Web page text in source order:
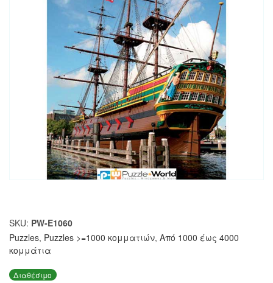
SKU: PW-E1060
Puzzles, Puzzles >=1000 κομματιών, Από 1000 έως 4000
κομμάτια
Διαθέσιμο